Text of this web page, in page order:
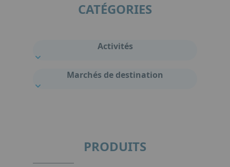
CATÉGORIES
Activités
Marchés de destination
PRODUITS